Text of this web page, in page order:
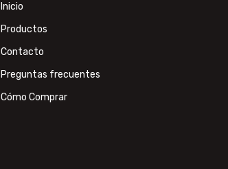
Inicio
Productos
Contacto
Preguntas frecuentes
Cómo Comprar